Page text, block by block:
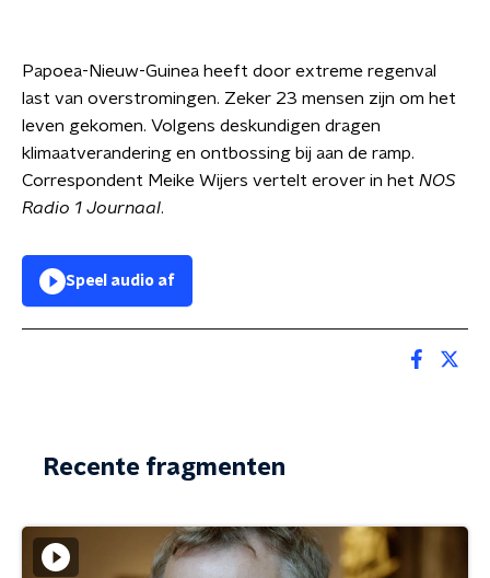
Papoea-Nieuw-Guinea heeft door extreme regenval
last van overstromingen. Zeker 23 mensen zijn om het
leven gekomen. Volgens deskundigen dragen
klimaatverandering en ontbossing bij aan de ramp.
Correspondent Meike Wijers vertelt erover in het NOS
Radio 1 Journaal.
Speel audio af
Recente fragmenten